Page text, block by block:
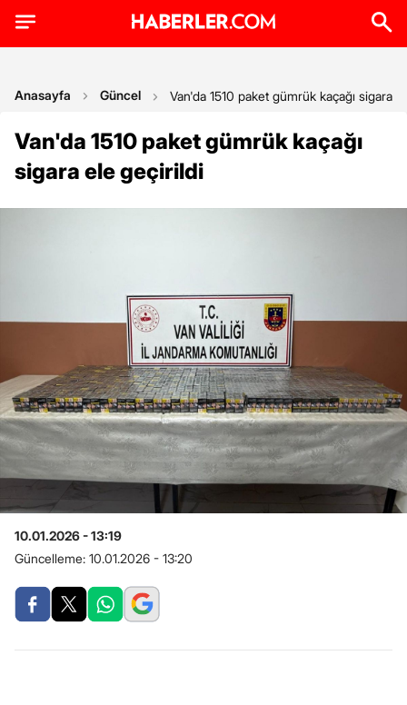
Anasayfa Güncel Van'da 1510 paket gümrük kaçağı sigara
Van'da 1510 paket gümrük kaçağı
sigara ele geçirildi
10.01.2026 - 13:19
Güncelleme: 10.01.2026 - 13:20